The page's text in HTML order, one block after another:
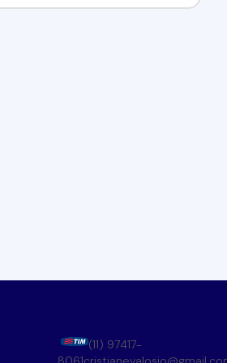
(11) 97417-